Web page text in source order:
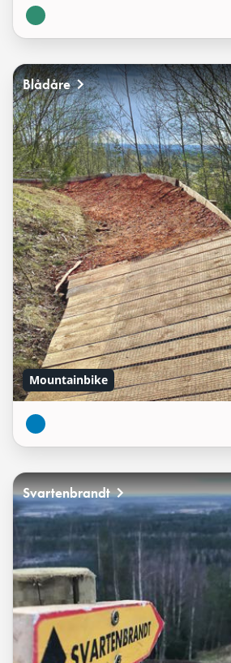
Blådåre
Mountainbike
Svartenbrandt